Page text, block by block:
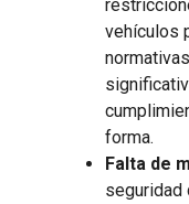
vehículos
forma.
Falta de
seguridad